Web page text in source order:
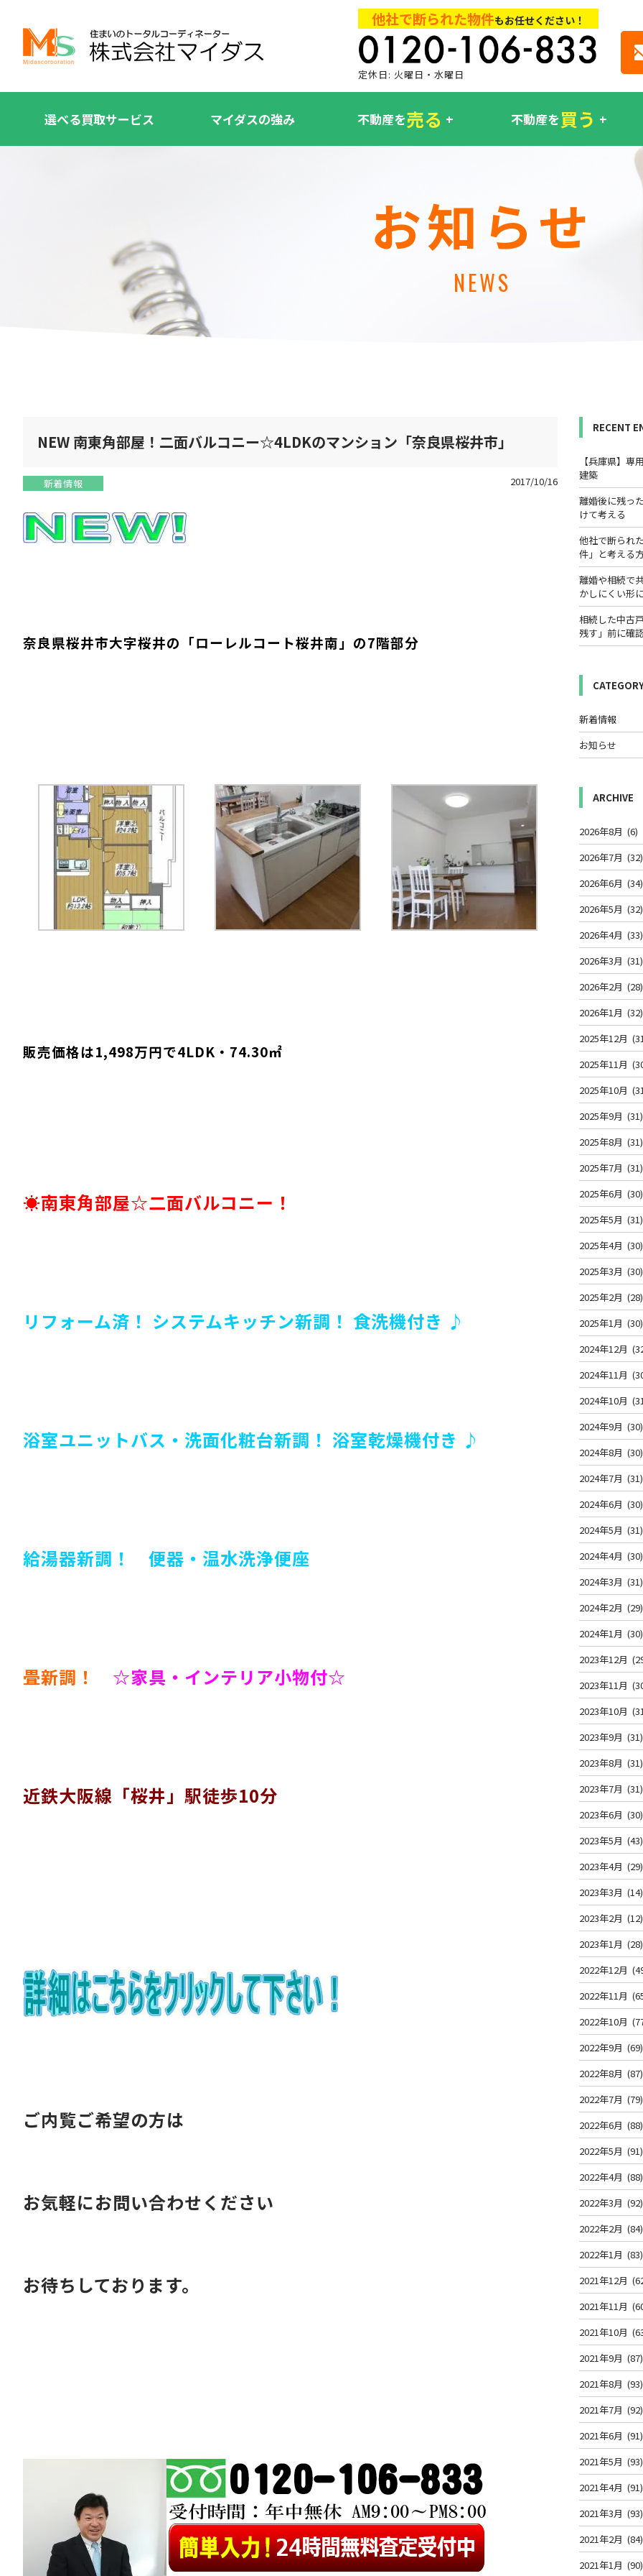
他社で断られた物件もお任せください！
定休日: 火曜日・水曜日
選べる買取サービス マイダスの強み 不動産を売る 不動産を買う
お知らせ
NEWS
NEW 南東角部屋！二面バルコニー☆4LDKのマンション「奈良県桜井市」
新着情報 2017/10/16
奈良県桜井市大字桜井の「ローレルコート桜井南 」の7階部分
販売価格は1,498万円で4LDK・74.30㎡
☀南東角部屋☆二面バルコニー！
リフォーム済！ システムキッチン新調！ 食洗機付き ♪
浴室ユニットバス・洗面化粧台新調！ 浴室乾燥機付き ♪
給湯器新調！ 便器・温水洗浄便座
畳新調！ ☆家具・インテリア小物付☆
近鉄大阪線「桜井」駅徒歩10分
ご内覧ご希望の方は
お気軽にお問い合わせください
お待ちしております。
RECENT
【兵庫県】
建築
離婚後に残っ
けて考える
他社で断られ
件」と考える
離婚や相続で
かしにくい形
相続した中古
残す」前に確
新着情報
お知らせ
ARCHIVE
2026年8月 (6)
2026年7月 (32)
2026年6月 (34)
2026年5月 (32)
2026年4月 (33)
2026年3月 (31)
2026年2月 (28)
2026年1月 (32)
2025年12月
2025年11月
2025年10月
2025年9月 (31)
2025年8月 (31)
2025年7月 (31)
2025年6月 (30)
2025年5月 (31)
2025年4月 (30)
2025年3月 (30)
2025年2月 (28)
2025年1月 (30)
2024年12月
2024年11月
2024年10月
2024年9月 (30)
2024年8月 (30)
2024年7月 (31)
2024年6月 (30)
2024年5月 (31)
2024年4月 (30)
2024年3月 (31)
2024年2月 (29)
2024年1月 (30)
2023年12月
2023年11月
2023年10月
2023年9月 (31)
2023年8月 (31)
2023年7月 (31)
2023年6月 (30)
2023年5月 (43)
2023年4月 (29)
2023年3月 (14)
2023年2月 (12)
2023年1月 (28)
2022年12月
2022年11月
2022年10月
2022年9月 (69)
2022年8月 (87)
2022年7月 (79)
2022年6月 (88)
2022年5月 (91)
2022年4月 (88)
2022年3月 (92)
2022年2月 (84)
2022年1月 (83)
2021年12月
2021年11月
2021年10月
2021年9月 (87)
2021年8月 (93)
2021年7月 (92)
2021年6月 (91)
2021年5月 (93)
2021年4月 (91)
2021年3月 (93)
2021年2月 (84)
2021年1月 (90)